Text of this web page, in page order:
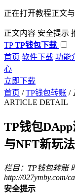
正在打开教程正文
正文内容 安全提示
TP TP钱包下载
首页 软件下载 功能
心
立即下载
首页 / TP钱包转账 /
ARTICLE DETAIL
TP钱包
与NFT新玩法
栏目：TP钱包转账
http://027ymby.com/
安全提示